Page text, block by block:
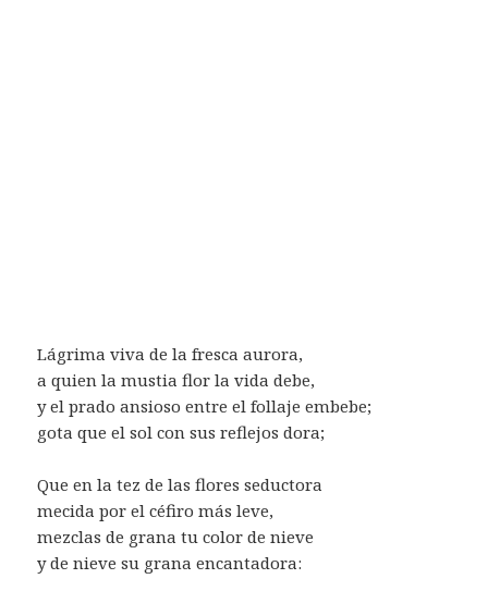
Lágrima viva de la fresca aurora,
a quien la mustia flor la vida debe,
y el prado ansioso entre el follaje embebe;
gota que el sol con sus reflejos dora;
Que en la tez de las flores seductora
mecida por el céfiro más leve,
mezclas de grana tu color de nieve
y de nieve su grana encantadora: